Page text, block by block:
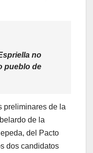
no
pueblo de
preliminares de la
de la
del Pacto
dos candidatos